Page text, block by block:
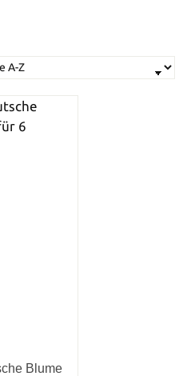
von 0 von 5 Sternen
Blume